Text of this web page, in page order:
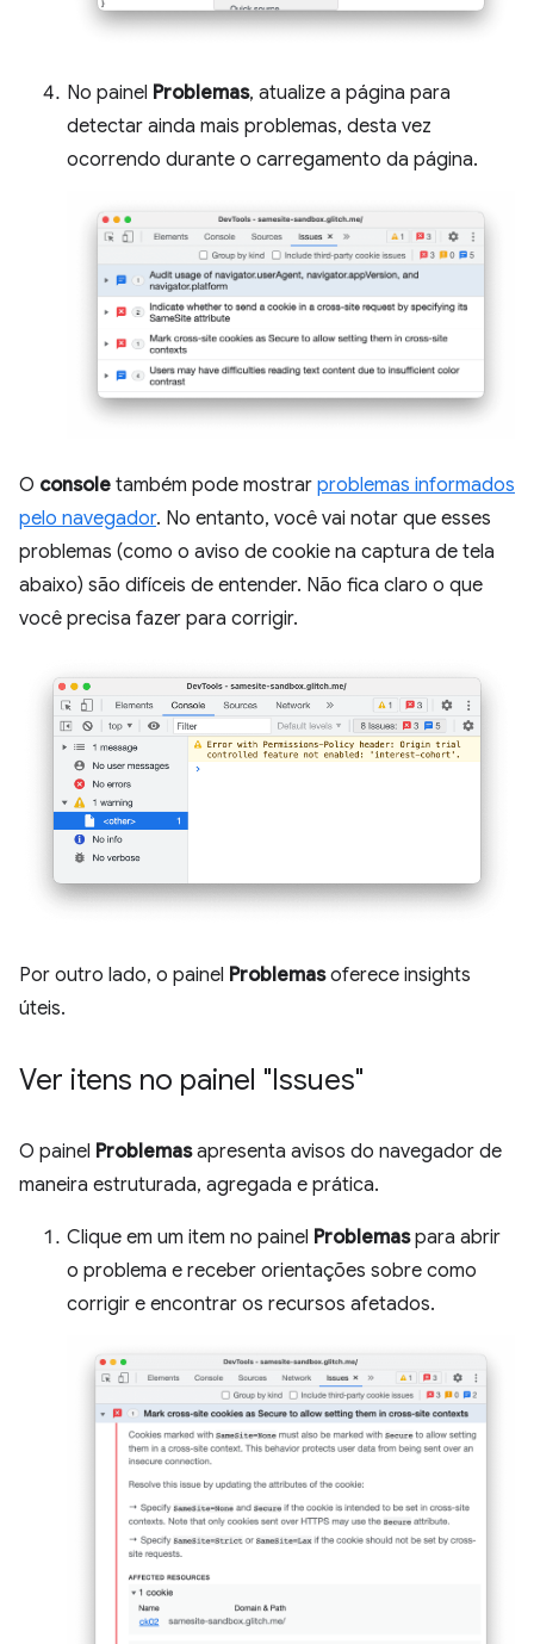
No painel Problemas, atualize a página para
detectar ainda mais problemas, desta vez
ocorrendo durante o carregamento da página.
O console também pode mostrar problemas informados
pelo navegador. No entanto, você vai notar que esses
problemas (como o aviso de cookie na captura de tela
abaixo) são difíceis de entender. Não fica claro o que
você precisa fazer para corrigir.
Por outro lado, o painel Problemasoferece insights
úteis.
Ver itens no painel "Issues"
O painel Problemasapresenta avisos do navegador de
maneira estruturada, agregada e prática.
Clique em um item no painel Problemaspara abrir
o problema e receber orientações sobre como
corrigir e encontrar os recursos afetados.